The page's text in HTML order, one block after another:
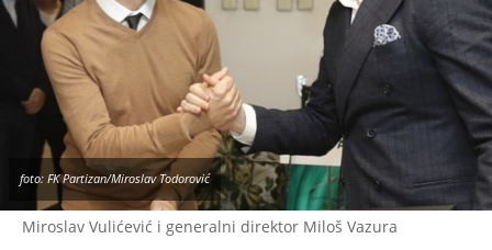
Miroslav Vulićević i generalni direktor Miloš Vazura
foto: FK Partizan/Miroslav Todorović